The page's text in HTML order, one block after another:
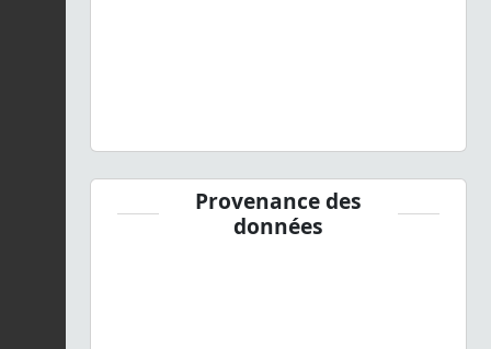
Provenance des
données